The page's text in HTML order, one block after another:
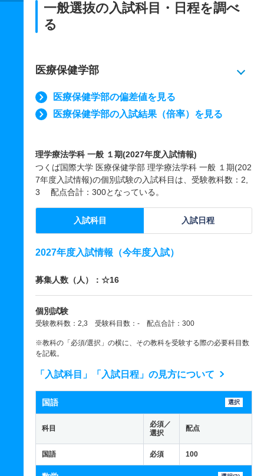
一般選抜の入試科目・日程を調べ
る
医療保健学部
医療保健学部の偏差値を見る
医療保健学部の入試結果（倍率）を見る
理学療法学科 一般 １期(2027年度入試情報)
つくば国際大学 医療保健学部 理学療法学科 一般 １期(202
7年度入試情報)の個別試験の入試科目は、受験教科数：2,
3 配点合計：300となっている。
入試科目 入試日程
2027年度入試情報（今年度入試）
募集人数（人）：☆16
個別試験
受験教科数：2,3 受験科目数：- 配点合計：300
※教科の「必須/選択」の横に、その教科を受験する際の必要科目数
を記載。
「入試科目」「入試日程」の見方について
国語 選択
科目
必須／
選択
配点
国語 必須 100